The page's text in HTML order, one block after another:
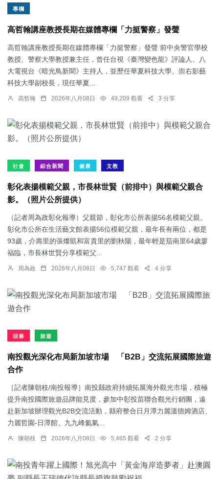
專欄
高哲翰講座教授長期在媒體專欄「力挺警察」發聲
高哲翰講座教授長期在媒體專欄「力挺警察」發聲 前中央警官學校
教授、警察大學教授兼主任，曾任台視《臺灣變色龍》評論人、八
大電視台《暗光鳥新聞》主持人，並歷任華夏科技大學、崇右影藝
科技大學副校長，現任華夏...
高哲翰 2026年八月08日 49,209 觀看 3 分享
社會 綜合新聞 健康 文教
彰化表揚模範父親，市長林世賢（前排中）與模範父親合
影。（照片公所提供）
（記者周為政彰化報導）父親節，彰化市公所表揚56名模範父親。
彰化市公所在生活藝文館表揚56位模範父親，最年長有兩位，都是
93歲，介壽里的張燦凱和富貴里的劉秋陽，最年輕是茄南里64歲廖
福臨，市長林世賢分享模範父...
周為政 2026年八月08日 5,747 觀看 4 分享
頭條 旅遊
南投觀光深化布局新加坡市場 「B2B」交流拓展國際旅遊
合作
［記者陳朝枝/南投報導］南投縣政府持續拓展海外觀光市場，積極
提升南投國際旅遊品牌能見度，參加中彰投苗聯合觀光行銷團，遠
赴新加坡辦理觀光B2B交流活動，縣府整合日月潭力麗溫德姆酒店、
力麗哲園-日潭館、九九峰氦氣...
陳朝枝 2026年八月08日 5,465 觀看 2 分享